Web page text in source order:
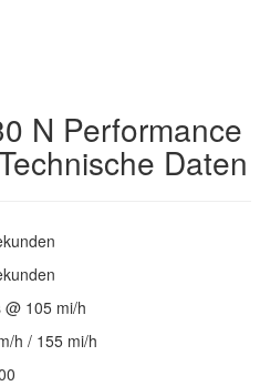
N Performance
Daten
@ 105 mi/h
h / 155 mi/h